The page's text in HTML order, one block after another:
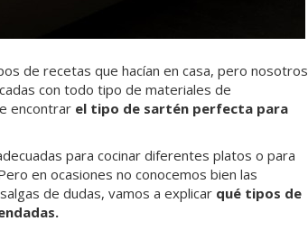
de recetas que hacían en casa, pero nosotros
con todo tipo de materiales de
encontrar el tipo de sartén perfecta para
para cocinar diferentes platos o para
en ocasiones no conocemos bien las
de dudas, vamos a explicar qué tipos de